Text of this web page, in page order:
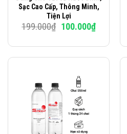
Sạc Cao Cấp, Thông Minh,
Tiện Lợi
199.000₫ Giá
là:
100.000₫Giá
hiện
tại
100.000₫.